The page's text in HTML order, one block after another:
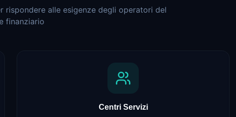
rispondere alle esigenze degli operatori del
finanziario
Centri Servizi